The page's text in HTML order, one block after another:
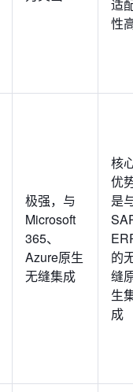
适
性
极强，与
Microsoft
365、
Azure原生
无缝集成
核
优
是
的
缝
生
成